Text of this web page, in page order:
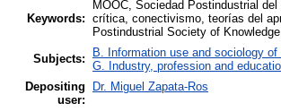
Keywords:
MOOC, Sociedad Postindustrial
crítica, conectivismo, teorías del
Postindustrial Society of
Subjects:
B. Information use and sociology of
G. Industry, profession and
Depositing
user:
Dr. Miguel Zapata-Ros